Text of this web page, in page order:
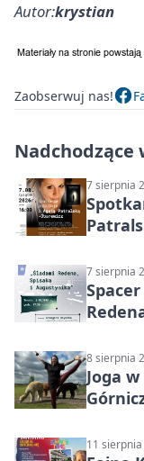
Autor:krystian
Zaobserwuj nas!
Nadchodzące
7 sierpnia
7 sierpnia
8 sierpnia
Joga
11